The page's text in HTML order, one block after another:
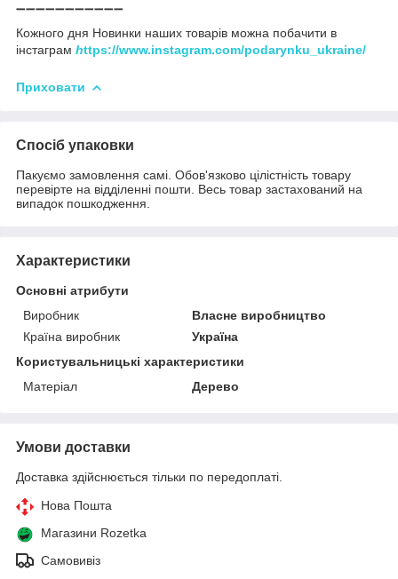
➖➖➖➖➖➖➖➖➖➖➖
Кожного дня Новинки наших товарів можна побачити в
інстаграм https://www.instagram.com/podarynku_ukraine/
Приховати
Спосіб упаковки
Пакуємо замовлення самі. Обов'язково цілістність товару
перевірте на відділенні пошти. Весь товар застахований на
випадок пошкодження.
Характеристики
Основні атрибути
Виробник
Власне виробництво
Країна виробник
Україна
Користувальницькі характеристики
Матеріал
Дерево
Умови доставки
Доставка здійснюється тільки по передоплаті.
Нова Пошта
Магазини Rozetka
Самовивіз